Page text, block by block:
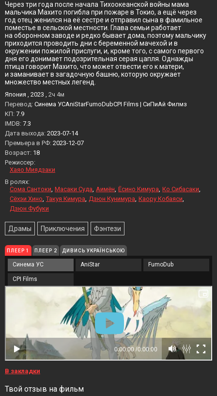
Через три года после начала Тихоокеанской войны мама
мальчика Махито погибла при пожаре в Токио, а ещё через
год отец женился на её сестре и отправил сына в фамильное
поместье в сельской местности. Глава семьи работает
на оборонном заводе и редко бывает дома, поэтому мальчику
приходится проводить дни с беременной мачехой и в
окружении пожилой прислуги, и, кроме того, с самого первого
дня его донимает подозрительная серая цапля. Однажды
птица говорит Махито, что может отвести его к матери,
и заманивает в загадочную башню, которую окружает
множество местных легенд.
Япония , 2023 , 2ч 4м
Перевод: Синема УСAniStarFumoDubCPI Films | СиПиАй Филмз
KП: 7.9
IMDB: 7.3
Дата выхода: 2023-07-14
Премьера в РФ: 2023-12-07
Возраст: 18
Режиссер:
Хаяо Миядзаки
В ролях:
Сома Сантоки Масаки Суда Аимён Ёсино Кимура Ко Сибасаки
Сёхэи Хино Такуя Кимура Дзюн Кунимура Каору Кобаяси
Дзюн Фубуки
Драмы Приключения Фэнтези
ПЛЕЕР 1 ПЛЕЕР 2 ДИВИСЬ УКРАЇНСЬКОЮ
Синема УС AniStar FumoDub
CPI Films
В закладки
Твой отзыв на фильм